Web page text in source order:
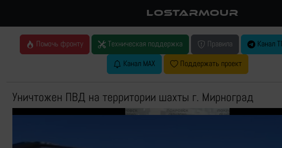
LOSTARMOUR
Помочь фронту Техническая поддержка Правила Канал
Канал MAX
Поддержать проект
Уничтожен ПВД на территории шахты г. Мирноград